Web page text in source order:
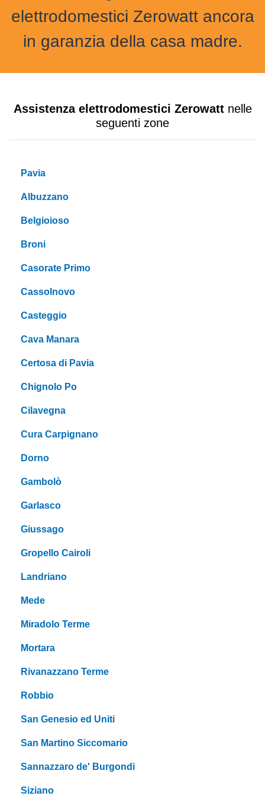
elettrodomestici Zerowatt ancora
in garanzia della casa madre.
Assistenza elettrodomestici Zerowattnelle
seguenti zone
Pavia
Albuzzano
Belgioioso
Broni
Casorate Primo
Cassolnovo
Casteggio
Cava Manara
Certosa di Pavia
Chignolo Po
Cilavegna
Cura Carpignano
Dorno
Gambolò
Garlasco
Giussago
Gropello Cairoli
Landriano
Mede
Miradolo Terme
Mortara
Rivanazzano Terme
Robbio
San Genesio ed Uniti
San Martino Siccomario
Sannazzaro de' Burgondi
Siziano